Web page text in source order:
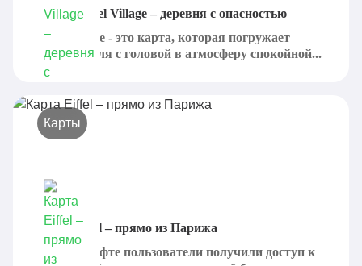
Карта Chisel Village – деревня с опасностью
Chisel village - это карта, которая погружает
пользователя с головой в атмосферу спокойной...
Карты
Карта Eiffel – прямо из Парижа
В Майнкрафте пользователи получили доступ к